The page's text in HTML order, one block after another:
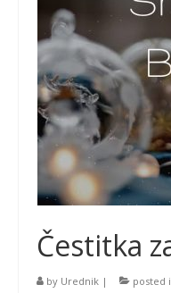
Čestitka
by Urednik | posted